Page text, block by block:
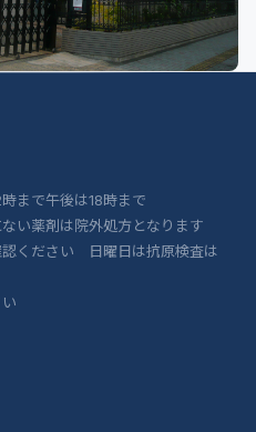
まで午後は18時まで
い薬剤は院外処方となります
ください 日曜日は抗原検査は